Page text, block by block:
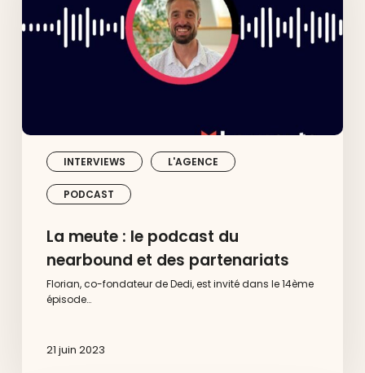
INTERVIEWS L'AGENCE
PODCAST
nearbound
et
La meute : le podcast du
nearbound et des partenariats
Florian, co-fondateur de Dedi, est invité dans le 14ème
épisode…
21 juin 2023